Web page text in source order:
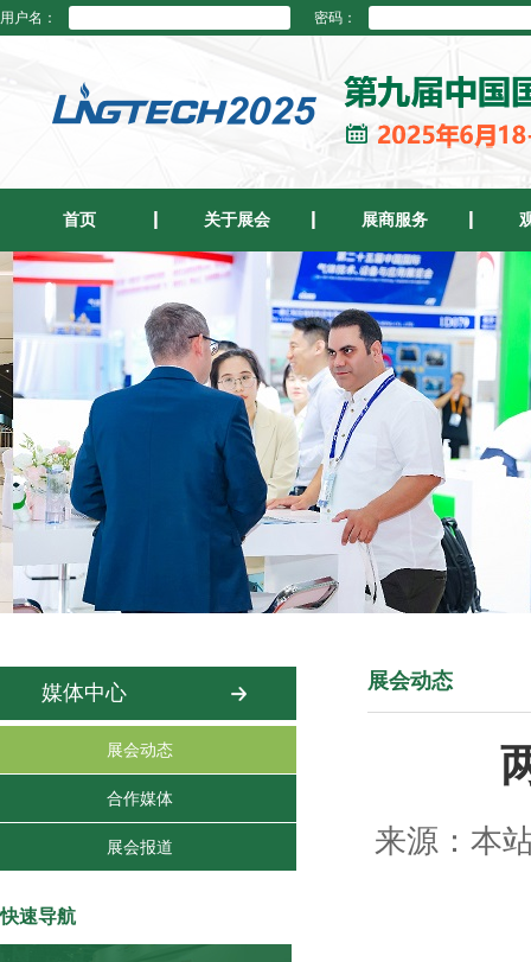
用户名： 密码：
首页 关于展会 展商服务
媒体中心
展会动态
合作媒体
展会报道
快速导航
展会动态
来源：本